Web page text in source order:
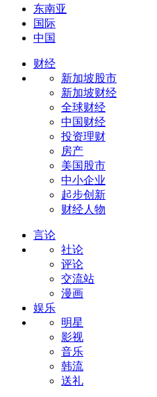
东南亚
国际
中国
财经
新加坡股市
新加坡财经
全球财经
中国财经
投资理财
房产
美国股市
中小企业
起步创新
财经人物
言论
社论
评论
交流站
漫画
娱乐
明星
影视
音乐
韩流
送礼